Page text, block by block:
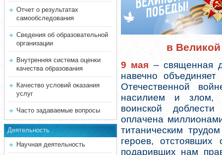
Отчет о результатах
самообследования
Сведения об образовательной
организации
Внутренняя система оценки
качества образования
Качество условий оказания
услуг
Часто задаваемые вопросы
Деятельность
Научная деятельность
в
9 мая – священная
навечно
Отечественной
насилием и злом,
воинской
оплачена
титаническим
героев,
подаривших нам